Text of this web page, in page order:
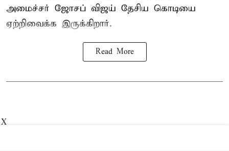
அமைச்சர் ஜோசப் விஜய் தேசிய கொடியை
ஏற்றிவைக்க இருக்கிறார்.
Read More
X